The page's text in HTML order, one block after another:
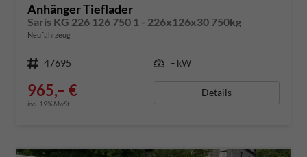
Anhänger Tieflader
Saris KG 226 126 750 1 - 226x126x30 750kg
Neufahrzeug
Fahrzeugnummer 47695 Leistung – kW
965,– €
incl. 19% MwSt.
Details